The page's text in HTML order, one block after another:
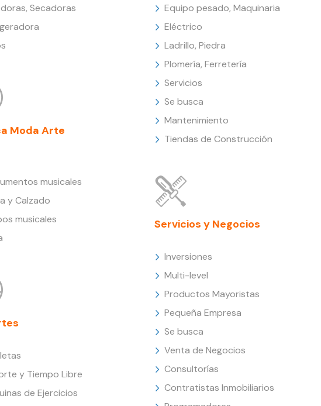
Secadoras
Moda Arte
musicales
y Calzado
musicales
y Tiempo Libre
de Ejercicios
Equipo pesado, Maquinaria
Eléctrico
Ladrillo, Piedra
Plomería, Ferretería
Servicios
Se busca
Mantenimiento
Tiendas de Construcción
Servicios y Negocios
Inversiones
Multi-level
Productos Mayoristas
Pequeña Empresa
Se busca
Venta de Negocios
Consultorías
Contratistas Inmobiliarios